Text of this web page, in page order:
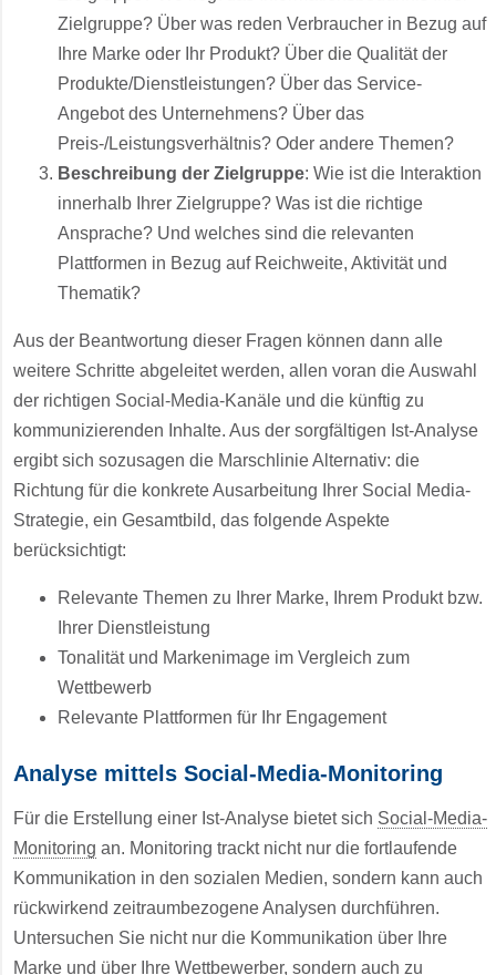
Zielgruppe? Über was reden Verbraucher in Bezug auf
Ihre Marke oder Ihr Produkt? Über die Qualität der
Produkte/Dienstleistungen? Über das Service-
Angebot des Unternehmens? Über das
Preis-/Leistungsverhältnis? Oder andere Themen?
Beschreibung der Zielgruppe: Wie ist die Interaktion
innerhalb Ihrer Zielgruppe? Was ist die richtige
Ansprache? Und welches sind die relevanten
Plattformen in Bezug auf Reichweite, Aktivität und
Thematik?
Aus der Beantwortung dieser Fragen können dann alle
weitere Schritte abgeleitet werden, allen voran die Auswahl
der richtigen Social-Media-Kanäle und die künftig zu
kommunizierenden Inhalte. Aus der sorgfältigen Ist-Analyse
ergibt sich sozusagen die Marschlinie Alternativ: die
Richtung für die konkrete Ausarbeitung Ihrer Social Media-
Strategie, ein Gesamtbild, das folgende Aspekte
berücksichtigt:
Relevante Themen zu Ihrer Marke, Ihrem Produkt bzw.
Ihrer Dienstleistung
Tonalität und Markenimage im Vergleich zum
Wettbewerb
Relevante Plattformen für Ihr Engagement
Analyse mittels Social-Media-Monitoring
Für die Erstellung einer Ist-Analyse bietet sich Social-Media-
Monitoring an. Monitoring trackt nicht nur die fortlaufende
Kommunikation in den sozialen Medien, sondern kann auch
rückwirkend zeitraumbezogene Analysen durchführen.
Untersuchen Sie nicht nur die Kommunikation über Ihre
Marke und über Ihre Wettbewerber, sondern auch zu